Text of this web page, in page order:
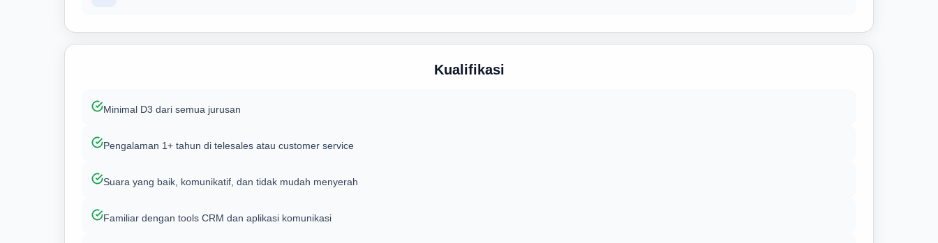
Kualifikasi
Minimal D3 dari semua jurusan
Pengalaman 1+ tahun di telesales atau customer service
Suara yang baik, komunikatif, dan tidak mudah menyerah
Familiar dengan tools CRM dan aplikasi komunikasi